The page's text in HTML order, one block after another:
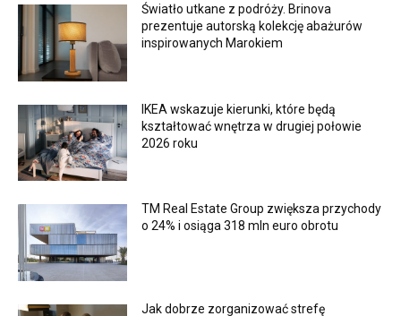
Światło utkane z podróży. Brinova
prezentuje autorską kolekcję abażurów
inspirowanych Marokiem
IKEA wskazuje kierunki, które będą
kształtować wnętrza w drugiej połowie
2026 roku
TM Real Estate Group zwiększa przychody
o 24% i osiąga 318 mln euro obrotu
Jak dobrze zorganizować strefę